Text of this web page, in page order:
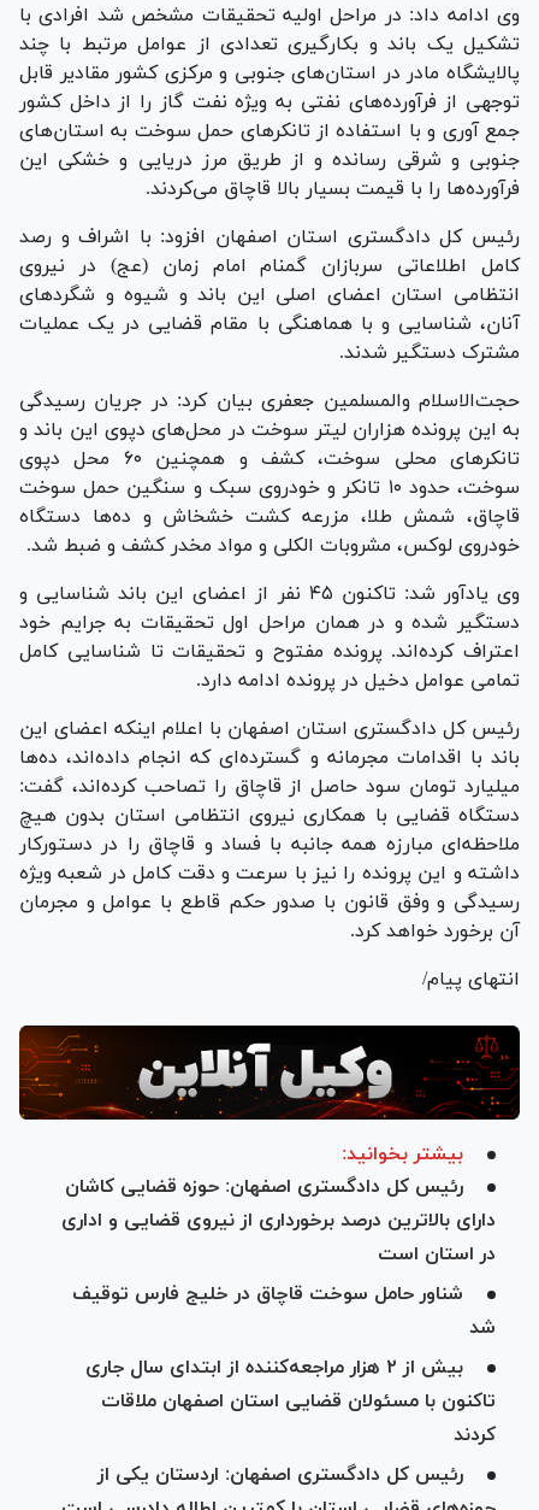
وی ادامه داد: در مراحل اولیه تحقیقات مشخص شد افرادی با
تشکیل یک باند و بکارگیری تعدادی از عوامل مرتبط با چند
پالایشگاه مادر در استان‌های جنوبی و مرکزی کشور مقادیر قابل
توجهی از فرآورده‌های نفتی به ویژه نفت گاز را از داخل کشور
جمع آوری و با استفاده از تانکر‌های حمل سوخت به استان‌های
جنوبی و شرقی رسانده و از طریق مرز دریایی و خشکی این
فرآورده‌ها را با قیمت بسیار بالا قاچاق می‌کردند.
رئیس کل دادگستری استان اصفهان افزود: با اشراف و رصد
کامل اطلاعاتی سربازان گمنام امام زمان (عج) در نیروی
انتظامی استان اعضای اصلی این باند و شیوه و شگرد‌های
آنان، شناسایی و با هماهنگی با مقام قضایی در یک عملیات
مشترک دستگیر شدند.
حجت‌الاسلام والمسلمین جعفری بیان کرد: در جریان رسیدگی
به این پرونده هزاران لیتر سوخت در محل‌های دپوی این باند و
تانکر‌های محلی سوخت، کشف و همچنین ۶۰ محل دپوی
سوخت، حدود ۱۰ تانکر و خودروی سبک و سنگین حمل سوخت
قاچاق، شمش طلا، مزرعه کشت خشخاش و ده‌ها دستگاه
خودروی لوکس، مشروبات الکلی و مواد مخدر کشف و ضبط شد.
وی یادآور شد: تاکنون ۴۵ نفر از اعضای این باند شناسایی و
دستگیر شده و در همان مراحل اول تحقیقات به جرایم خود
اعتراف کرده‌اند. پرونده مفتوح و تحقیقات تا شناسایی کامل
تمامی عوامل دخیل در پرونده ادامه دارد.
رئیس کل دادگستری استان اصفهان با اعلام اینکه اعضای این
باند با اقدامات مجرمانه و گسترده‌ای که انجام داده‌اند، ده‌ها
میلیارد تومان سود حاصل از قاچاق را تصاحب کرده‌اند، گفت:
دستگاه قضایی با همکاری نیروی انتظامی استان بدون هیچ
ملاحظه‌ای مبارزه همه جانبه با فساد و قاچاق را در دستورکار
داشته و این پرونده را نیز با سرعت و دقت کامل در شعبه ویژه
رسیدگی و وفق قانون با صدور حکم قاطع با عوامل و مجرمان
آن برخورد خواهد کرد.
انتهای پیام/
بیشتر بخوانید:
رئیس کل دادگستری اصفهان: حوزه قضایی کاشان
دارای بالاترین درصد برخورداری از نیروی قضایی و اداری
در استان است
شناور حامل سوخت قاچاق در خلیج فارس توقیف
شد
بیش از ۲ هزار مراجعه‌کننده از ابتدای سال جاری
تاکنون با مسئولان قضایی استان اصفهان ملاقات
کردند
رئیس کل دادگستری اصفهان: اردستان یکی از